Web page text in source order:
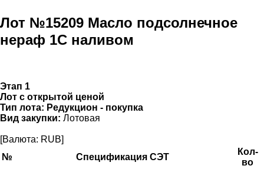
Лот №15209 Масло подсолнечное
нераф 1С наливом
Этап 1
Лот с открытой ценой
Тип лота: Редукцион - покупка
Вид закупки: Лотовая
[Валюта: RUB]
№
Спецификация СЭТ
Кол-
во